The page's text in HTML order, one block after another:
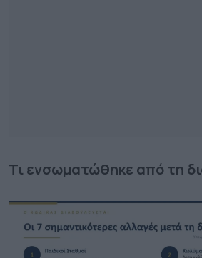
Τι ενσωματώθηκε από τη